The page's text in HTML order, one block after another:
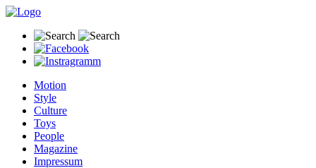
Motion
Style
Culture
Toys
People
Magazine
Impressum